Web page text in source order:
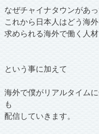
なぜチャイナタウンがあ
これから日本人はどう海
求められる海外で働く人材
という事に加えて
海外で僕がリアルタイム
も
配信していきます。